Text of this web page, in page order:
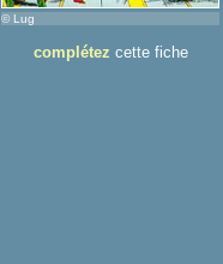
© Lug
complétez cette fiche